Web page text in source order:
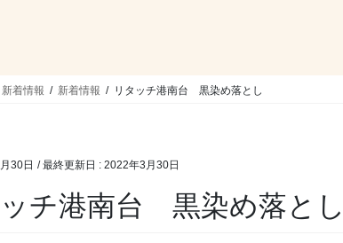
新着情報 新着情報 リタッチ港南台 黒染め落とし
30日 / 最終更新日 : 2022年3月30日
チ港南台 黒染め落とし